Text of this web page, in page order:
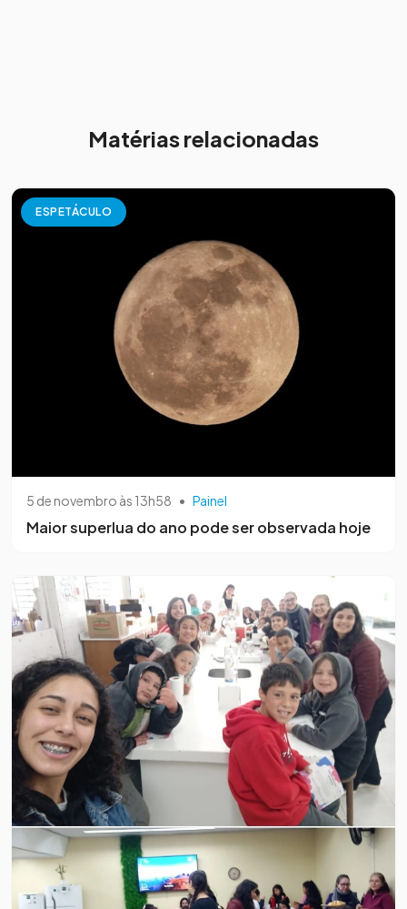
Matérias relacionadas
ESPETÁCULO
5 de novembro às 13h58 • Painel
Maior superlua do ano pode ser observada hoje